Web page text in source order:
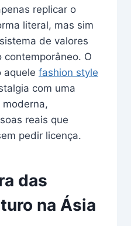
replicar o
literal, mas sim
de valores
O
aquele fashion style
com uma
reais que
pedir licença.
das
na Ásia